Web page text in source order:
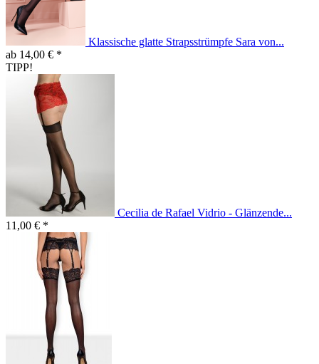
Klassische glatte Strapsstrümpfe Sara von...
ab 14,00 € *
TIPP!
Cecilia de Rafael Vidrio - Glänzende...
11,00 € *